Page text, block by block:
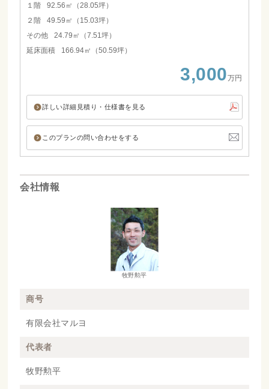
１階
92.56㎡（28.05坪）
２階
49.59㎡（15.03坪）
その他
24.79㎡（7.51坪）
延床面積
166.94㎡（50.59坪）
3,000万円
詳しい詳細見積り・仕様書を見る
このプランの問い合わせをする
会社情報
牧野勲平
商号
有限会社マルヨ
代表者
牧野勲平